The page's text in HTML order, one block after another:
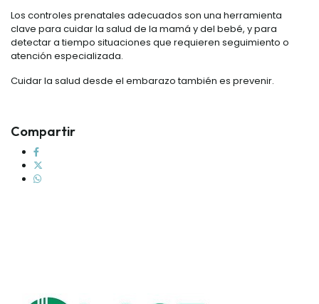
Los controles prenatales adecuados son una herramienta
clave para cuidar la salud de la mamá y del bebé, y para
detectar a tiempo situaciones que requieren seguimiento o
atención especializada.
Cuidar la salud desde el embarazo también es prevenir.
Compartir